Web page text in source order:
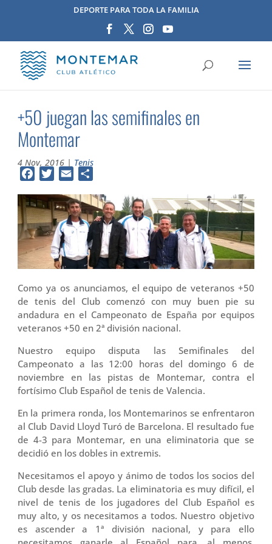
DEPORTE PARA TODA LA FAMILIA
+50 juegan las semifinales en
Montemar
4 Nov, 2016 | Tenis
FacebookTwitterEmail
Como ya os anunciamos, el equipo de veteranos +50
de tenis del Club comenzó con muy buen pie su
andadura en el Campeonato de España por equipos
veteranos +50 en 2ª división nacional.
Nuestro equipo disputa las Semifinales del
Campeonato a las 12:00 horas del domingo 6 de
noviembre en las pistas de Montemar, contra el
fortísimo Club Español de tenis de Valencia.
En la primera ronda, los Montemarinos se enfrentaron
al Club David Lloyd Turó de Barcelona. El resultado fue
de 4-3 para Montemar, en una eliminatoria que se
decidió en los dobles in extremis.
Necesitamos el apoyo y ánimo de todos los socios del
Club desde las gradas. La eliminatoria es muy difícil, el
nivel de tenis de los jugadores del Club Español es
muy alto, y os necesitamos a todos. Nuestro objetivo
es ascender a 1ª división nacional, y para ello